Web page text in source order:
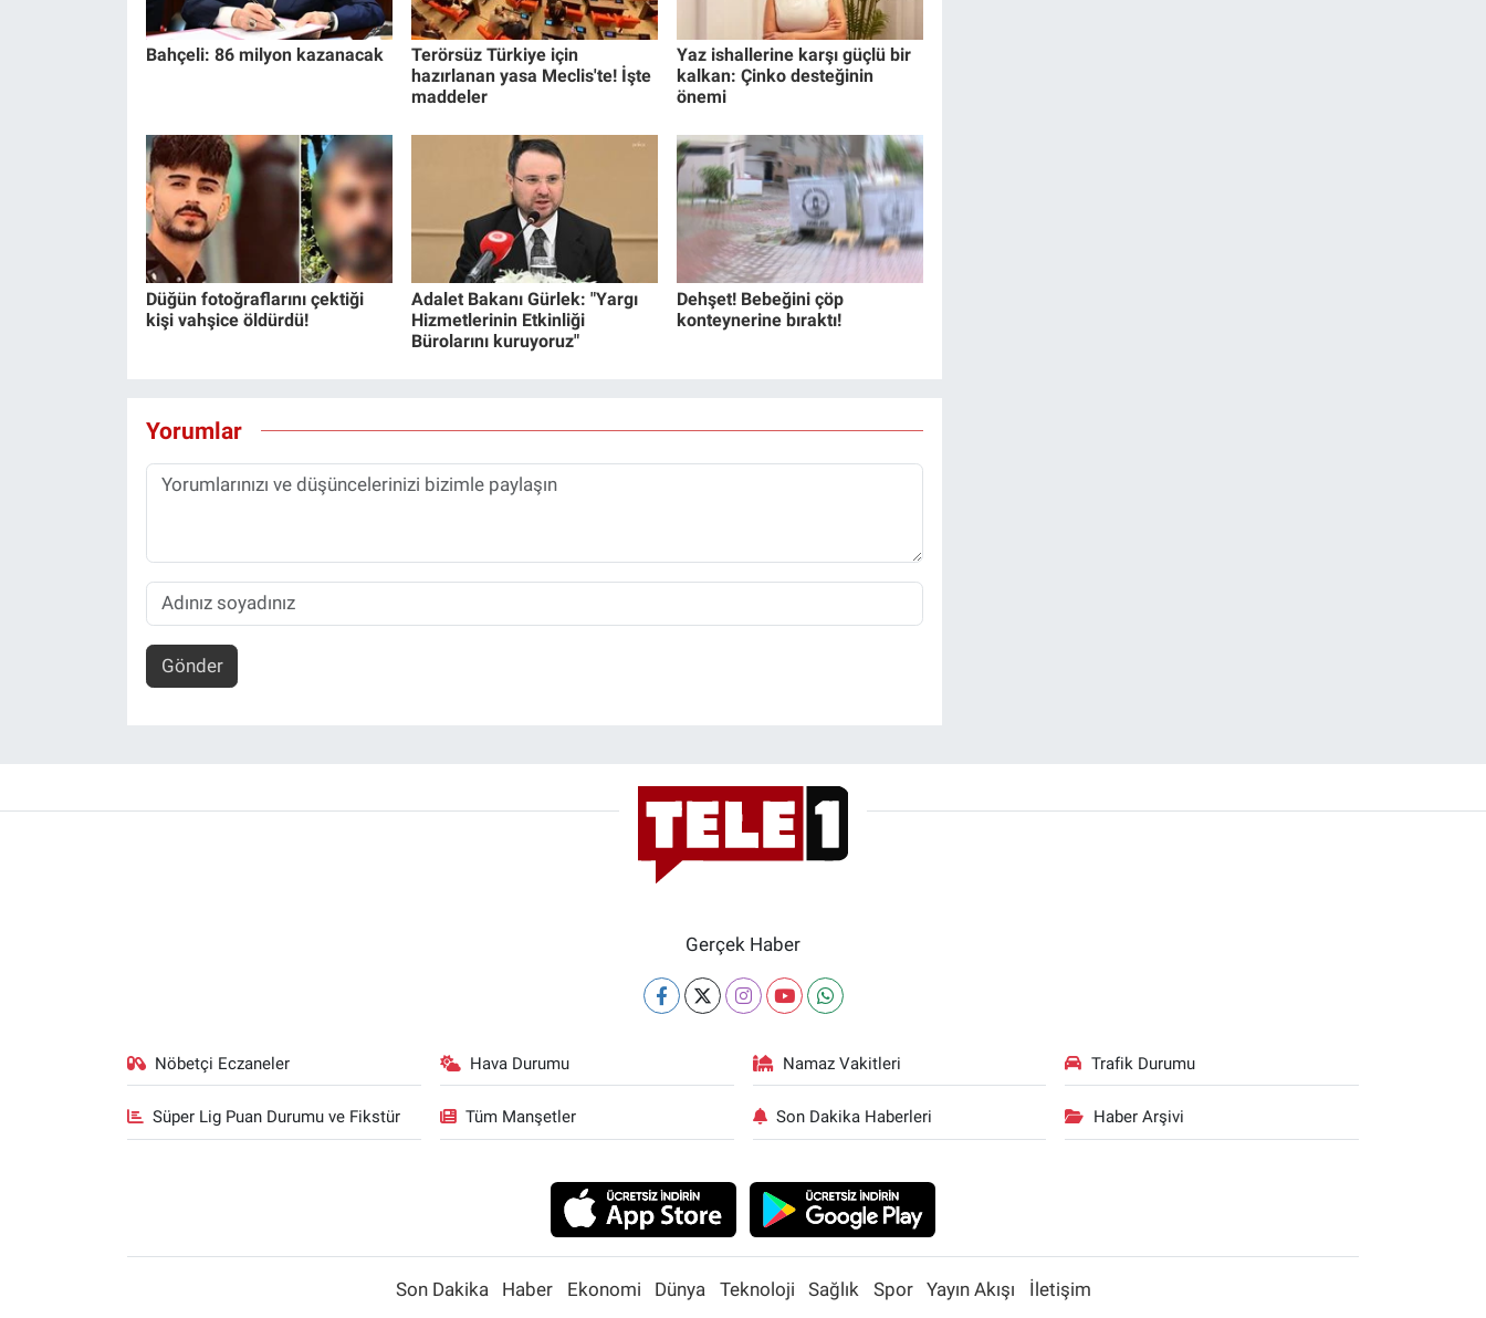
Bahçeli: 86 milyon kazanacak
Terörsüz Türkiye için
hazırlanan yasa Meclis'te! İşte
maddeler
Yaz ishallerine karşı güçlü bir
kalkan: Çinko desteğinin
önemi
Düğün fotoğraflarını çektiği
kişi vahşice öldürdü!
Adalet Bakanı Gürlek: "Yargı
Hizmetlerinin Etkinliği
Bürolarını kuruyoruz"
Dehşet! Bebeğini çöp
konteynerine bıraktı!
Yorumlar
Gönder
Gerçek Haber
Nöbetçi Eczaneler Hava Durumu Namaz Vakitleri Trafik Durumu
Süper Lig Puan Durumu ve Fikstür Tüm Manşetler Son Dakika Haberleri Haber Arşivi
Son Dakika Haber Ekonomi Dünya Teknoloji Sağlık Spor Yayın Akışı İletişim